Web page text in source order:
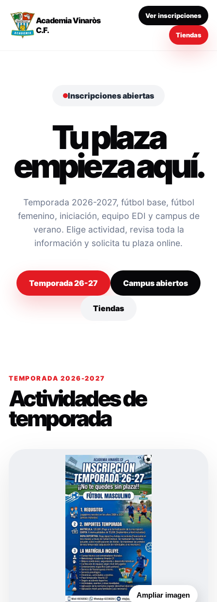
Academia Vinaròs
C.F.
Ver inscripciones
Tiendas
Inscripciones abiertas
Tu plaza
empieza aquí.
Temporada 2026-2027, fútbol base, fútbol
femenino, iniciación, equipo EDI y campus de
verano. Elige actividad, revisa toda la
información y solicita tu plaza online.
Temporada 26-27 Campus abiertos
Tiendas
TEMPORADA 2026-2027
Actividades de
temporada
Ampliar imagen